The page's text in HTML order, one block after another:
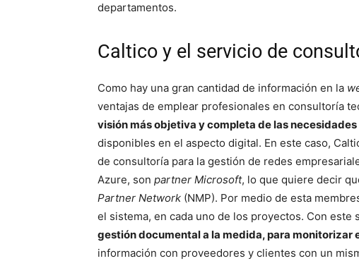
departamentos.
Caltico y el servicio de
Como hay una gran cantidad de información en la
ventajas de emplear profesionales en consultoría
visión más objetiva y completa de las necesidades
disponibles en el aspecto digital. En este caso,
de consultoría para la gestión de redes
Azure, son partner Microsoft, lo que quiere decir
Partner Network (NMP). Por medio de esta
el sistema, en cada uno de los proyectos. Con este
gestión documental a la medida, para monitorizar
información con proveedores y clientes con un